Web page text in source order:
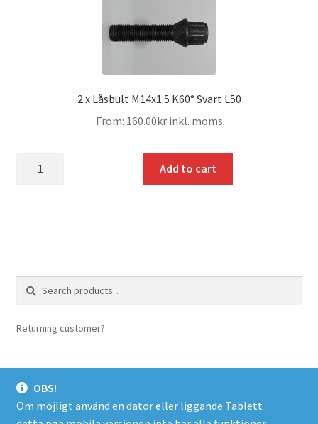
2 x Låsbult M14x1.5 K60° Svart L50
From: 160.00krinkl. moms
Add to cart
Search
Search
Returning customer?
OBS!
Om möjligt använd en dator eller liggande Tablett